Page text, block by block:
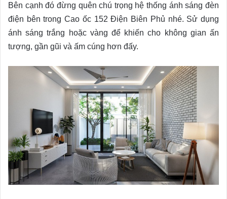
Bên cạnh đó đừng quên chú trọng hệ thống ánh sáng đèn
điện bên trong Cao ốc 152 Điện Biên Phủ nhé. Sử dụng
ánh sáng trắng hoặc vàng để khiến cho không gian ấn
tượng, gần gũi và ấm cúng hơn đấy.